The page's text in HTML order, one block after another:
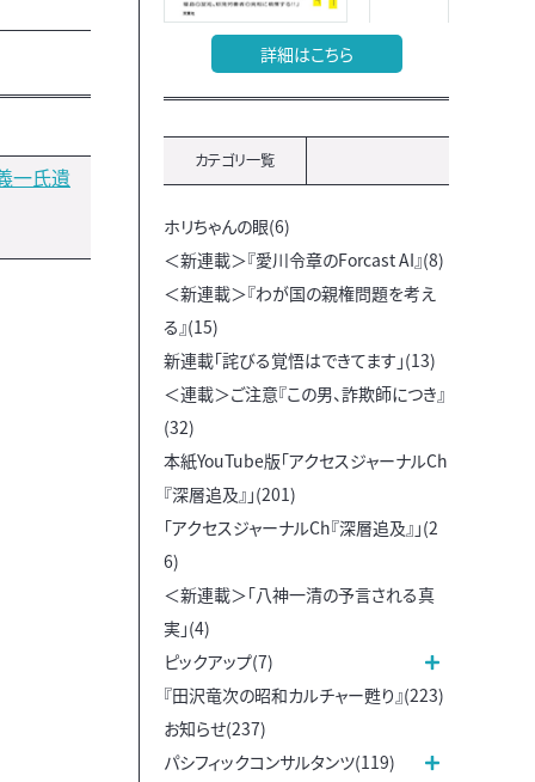
一氏遺
詳細はこちら
カテゴリ一覧
ホリちゃんの眼(6)
＜新連載＞『愛川令章のForcast AI』(8)
＜新連載＞『わが国の親権問題を考え
る』(15)
新連載「詫びる覚悟はできてます」(13)
＜連載＞ご注意『この男、詐欺師につき』
(32)
本紙YouTube版「アクセスジャーナルCh
『深層追及』」(201)
「アクセスジャーナルCh『深層追及』」(2
6)
＜新連載＞「八神一清の予言される真
実」(4)
ピックアップ(7)
『田沢竜次の昭和カルチャー甦り』(223)
お知らせ(237)
パシフィックコンサルタンツ(119)